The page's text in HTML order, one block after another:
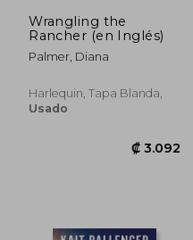
₡ 13.697
Wrangling the
Rancher (en Inglés)
Palmer, Diana
Harlequin, Tapa Blanda,
Usado